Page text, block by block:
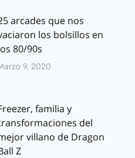
arcades que nos
los bolsillos en
80/90s
9, 2020
familia y
del
villano de Dragon
Z